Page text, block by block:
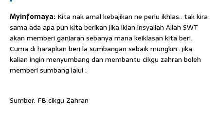
Myinfomaya: Kita nak amal kebajikan ne perlu ikhlas.. tak kira
sama ada apa pun kita berikan jika iklan insyallah Allah SWT
akan memberi ganjaran sebanya mana keiklasan kita beri.
Cuma di harapkan beri la sumbangan sebaik mungkin.. jika
kalian ingin menyumbang dan membantu cikgu zahran boleh
memberi sumbang lalui :
Sumber: FB cikgu Zahran